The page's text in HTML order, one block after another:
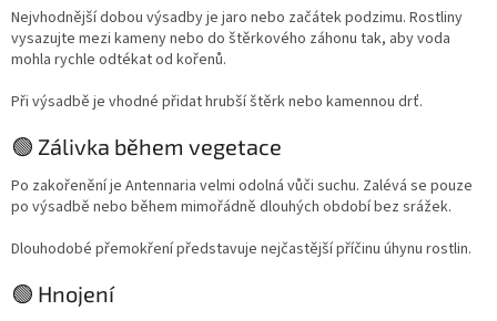
Nejvhodnější dobou výsadby je jaro nebo začátek podzimu. Rostliny
vysazujte mezi kameny nebo do štěrkového záhonu tak, aby voda
mohla rychle odtékat od kořenů.
Při výsadbě je vhodné přidat hrubší štěrk nebo kamennou drť.
🟢 Zálivka během vegetace
Po zakořenění je Antennaria velmi odolná vůči suchu. Zalévá se pouze
po výsadbě nebo během mimořádně dlouhých období bez srážek.
Dlouhodobé přemokření představuje nejčastější příčinu úhynu rostlin.
🟢 Hnojení